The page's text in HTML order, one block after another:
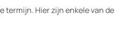
termijn. Hier zijn enkele van de